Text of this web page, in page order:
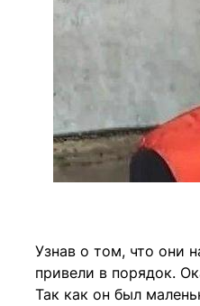
Узнав о том, что они
привели в порядок.
Так как он был